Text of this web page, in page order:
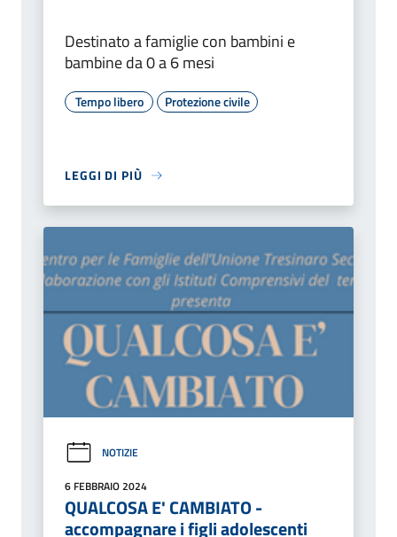
Destinato a famiglie con bambini e
bambine da 0 a 6 mesi
Tempo libero Protezione civile
LEGGI DI PIÙ
NOTIZIE
6 FEBBRAIO 2024
QUALCOSA E' CAMBIATO -
accompagnare i figli adolescenti